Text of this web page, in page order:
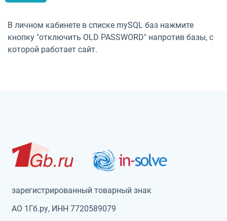
В личном кабинете в списке mySQL баз нажмите
кнопку "отключить OLD PASSWORD" напротив базы, с
которой работает сайт.
зарегистрированный товарный знак
АО 1Гб.ру, ИНН 7720589079